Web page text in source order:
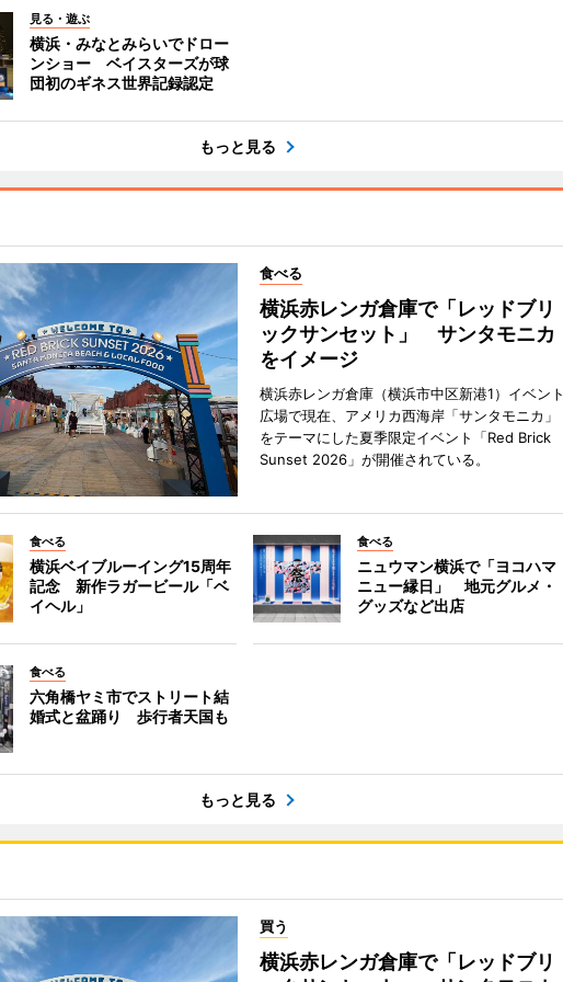
見る・遊ぶ
横浜・みなとみらいでドロー
ンショー ベイスターズが球
団初のギネス世界記録認定
もっと見る
食べる
横浜赤レンガ倉庫で「レッドブリ
ックサンセット」 サンタモニカ
をイメージ
横浜赤レンガ倉庫（横浜市中区新港1）イベント
広場で現在、アメリカ西海岸「サンタモニカ」
をテーマにした夏季限定イベント「Red Brick
Sunset 2026」が開催されている。
食べる
横浜ベイブルーイング15周年
記念 新作ラガービール「ベ
イヘル」
食べる
ニュウマン横浜で「ヨコハマ
ニュー縁日」 地元グルメ・
グッズなど出店
食べる
六角橋ヤミ市でストリート結
婚式と盆踊り 歩行者天国も
もっと見る
買う
横浜赤レンガ倉庫で「レッドブリ